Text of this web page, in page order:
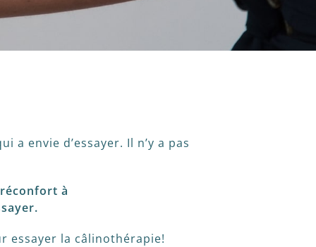
a envie d’essayer. Il n’y a pas
à
essayer la câlinothérapie!